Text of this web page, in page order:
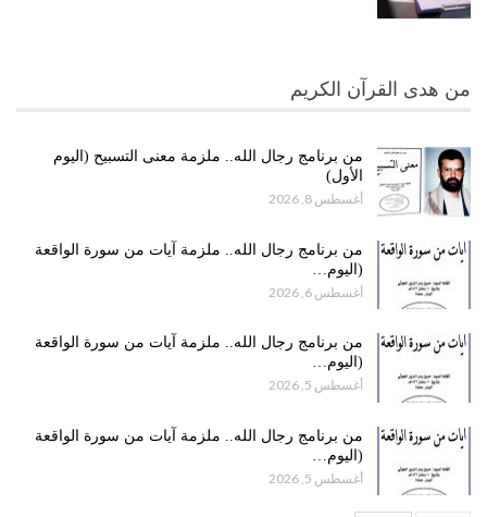
من هدى القرآن الكريم
من برنامج رجال الله.. ملزمة معنى التسبيح (اليوم
الأول)
أغسطس 8, 2026
من برنامج رجال الله.. ملزمة آيات من سورة الواقعة
(اليوم…
أغسطس 6, 2026
من برنامج رجال الله.. ملزمة آيات من سورة الواقعة
(اليوم…
أغسطس 5, 2026
من برنامج رجال الله.. ملزمة آيات من سورة الواقعة
(اليوم…
أغسطس 5, 2026